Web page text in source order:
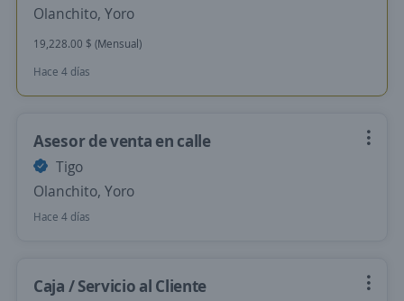
Olanchito, Yoro
19,228.00 $ (Mensual)
Hace 4 días
Asesor de venta en calle
Tigo
Olanchito, Yoro
Hace 4 días
Caja / Servicio al Cliente